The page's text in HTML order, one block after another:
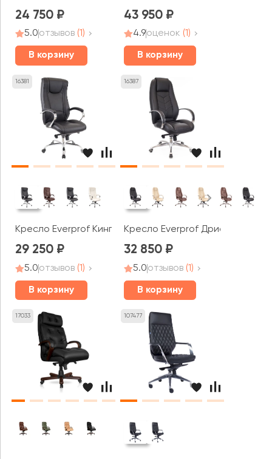
24 750
5.0отзывов (1)
В корзину
43 950
4.9оценок (1)
В корзину
16381
Кресло Everprof Кинг М / King M
29 250
5.0отзывов (1)
В корзину
16387
Кресло Everprof Дрифт Люкс М
32 850
5.0отзывов (1)
В корзину
17033 107477